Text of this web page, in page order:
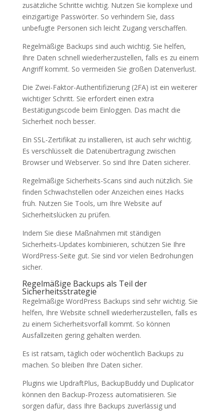
zusätzliche Schritte wichtig. Nutzen Sie komplexe und
einzigartige Passwörter. So verhindern Sie, dass
unbefugte Personen sich leicht Zugang verschaffen.
Regelmäßige Backups sind auch wichtig. Sie helfen,
Ihre Daten schnell wiederherzustellen, falls es zu einem
Angriff kommt. So vermeiden Sie großen Datenverlust.
Die Zwei-Faktor-Authentifizierung (2FA) ist ein weiterer
wichtiger Schritt. Sie erfordert einen extra
Bestätigungscode beim Einloggen. Das macht die
Sicherheit noch besser.
Ein SSL-Zertifikat zu installieren, ist auch sehr wichtig.
Es verschlüsselt die Datenübertragung zwischen
Browser und Webserver. So sind Ihre Daten sicherer.
Regelmäßige Sicherheits-Scans sind auch nützlich. Sie
finden Schwachstellen oder Anzeichen eines Hacks
früh. Nutzen Sie Tools, um Ihre Website auf
Sicherheitslücken zu prüfen.
Indem Sie diese Maßnahmen mit ständigen
Sicherheits-Updates kombinieren, schützen Sie Ihre
WordPress-Seite gut. Sie sind vor vielen Bedrohungen
sicher.
Regelmäßige Backups als Teil der
Sicherheitsstrategie
Regelmäßige WordPress Backups sind sehr wichtig. Sie
helfen, Ihre Website schnell wiederherzustellen, falls es
zu einem Sicherheitsvorfall kommt. So können
Ausfallzeiten gering gehalten werden.
Es ist ratsam, täglich oder wöchentlich Backups zu
machen. So bleiben Ihre Daten sicher.
Plugins wie UpdraftPlus, BackupBuddy und Duplicator
können den Backup-Prozess automatisieren. Sie
sorgen dafür, dass Ihre Backups zuverlässig und